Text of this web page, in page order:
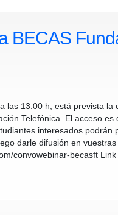
BECAS
las 13:00 h, está prevista la
Telefónica. El acceso
interesados podrán
darle difusión en
convowebinar-becasft